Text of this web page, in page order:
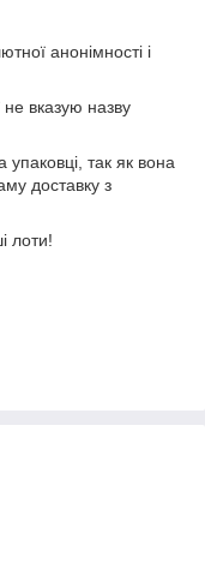
анонімності і
не вказую назву
так як вона
доставку з
лоти!